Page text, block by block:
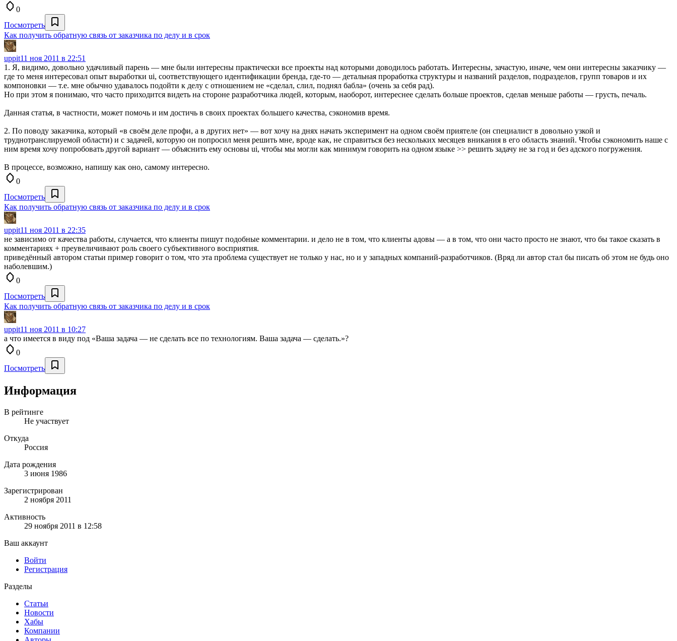
0
Посмотреть
Как получить обратную связь от заказчика по делу и в срок
uppit11 ноя 2011 в 22:51
1. Я, видимо, довольно удачливый парень — мне были интересны практически все проекты над которыми доводилось работать. Интересны, зачастую, иначе, чем они интересны заказчику —
где то меня интересовал опыт выработки ui, соответствующего идентификации бренда, где-то — детальная проработка структуры и названий разделов, подразделов, групп товаров и их
компоновки — т.е. мне обычно удавалось подойти к делу с отношением не «сделал, слил, поднял бабла» (очень за себя рад).
Но при этом я понимаю, что часто приходится видеть на стороне разработчика людей, которым, наоборот, интереснее сделать больше проектов, сделав меньше работы — грусть, печаль.
Данная статья, в частности, может помочь и им достичь в своих проектах большего качества, сэкономив время.
2. По поводу заказчика, который «в своём деле профи, а в других нет» — вот хочу на днях начать эксперимент на одном своём приятеле (он специалист в довольно узкой и
труднотранслируемой области) и с задачей, которую он попросил меня решить мне, вроде как, не справиться без нескольких месяцев вникания в его область знаний. Чтобы сэкономить наше с
ним время хочу попробовать другой вариант — объяснить ему основы ui, чтобы мы могли как минимум говорить на одном языке >> решить задачу не за год и без адского погружения.
В процессе, возможно, напишу как оно, самому интересно.
0
Посмотреть
Как получить обратную связь от заказчика по делу и в срок
uppit11 ноя 2011 в 22:35
не зависимо от качества работы, случается, что клиенты пишут подобные комментарии. и дело не в том, что клиенты адовы — а в том, что они часто просто не знают, что бы такое сказать в
комментариях + преувеличивают роль своего субъективного восприятия.
приведённый автором статьи пример говорит о том, что эта проблема существует не только у нас, но и у западных компаний-разработчиков. (Вряд ли автор стал бы писать об этом не будь оно
наболевшим.)
0
Посмотреть
Как получить обратную связь от заказчика по делу и в срок
uppit11 ноя 2011 в 10:27
а что имеется в виду под «Ваша задача — не сделать все по технологиям. Ваша задача — сделать.»?
0
Посмотреть
Информация
В рейтинге
Не участвует
Откуда
Россия
Дата рождения
3 июня 1986
Зарегистрирован
2 ноября 2011
Активность
29 ноября 2011 в 12:58
Ваш аккаунт
Войти
Регистрация
Разделы
Статьи
Новости
Хабы
Компании